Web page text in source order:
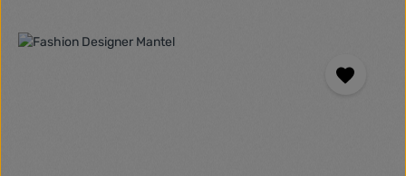
Bildergalerie überspringen